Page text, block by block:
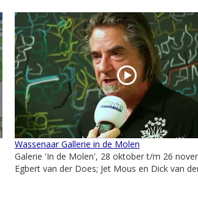
Wassenaar Gallerie in de Molen
Galerie 'In de Molen', 28 oktober t/m 26
Egbert van der Does; Jet Mous en Dick van